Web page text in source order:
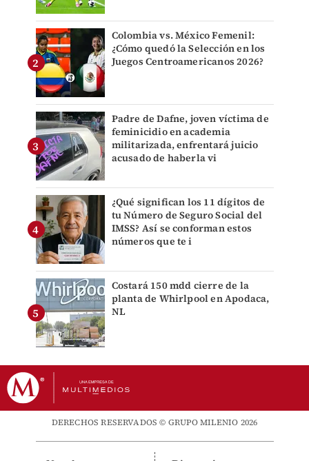
Colombia vs. México Femenil:
¿Cómo quedó la Selección en los
Juegos Centroamericanos 2026?
Padre de Dafne, joven víctima de
feminicidio en academia
militarizada, enfrentará juicio
acusado de haberla vi
¿Qué significan los 11 dígitos de
tu Número de Seguro Social del
IMSS? Así se conforman estos
números que te i
Costará 150 mdd cierre de la
planta de Whirlpool en Apodaca,
NL
DERECHOS RESERVADOS © GRUPO MILENIO 2026